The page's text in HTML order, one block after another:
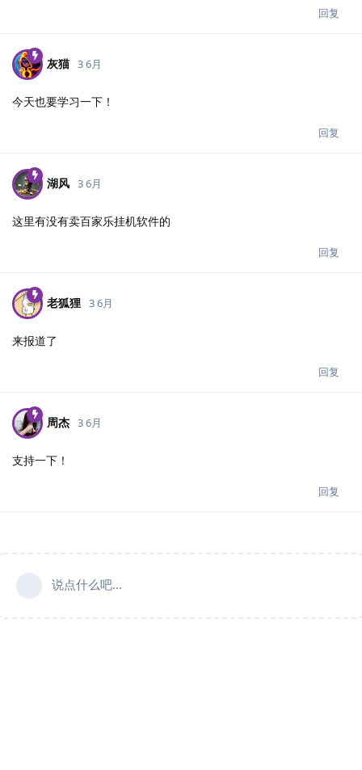
回复
灰猫 3 6月
今天也要学习一下！
回复
湖风 3 6月
这里有没有卖百家乐挂机软件的
回复
老狐狸 3 6月
来报道了
回复
周杰 3 6月
支持一下！
回复
说点什么吧...